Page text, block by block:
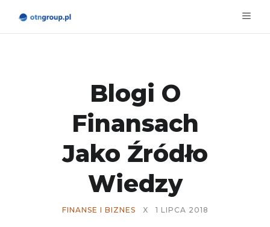
Blogi O
Finansach
Jako Źródło
Wiedzy
FINANSE I BIZNES X 1 LIPCA 2018